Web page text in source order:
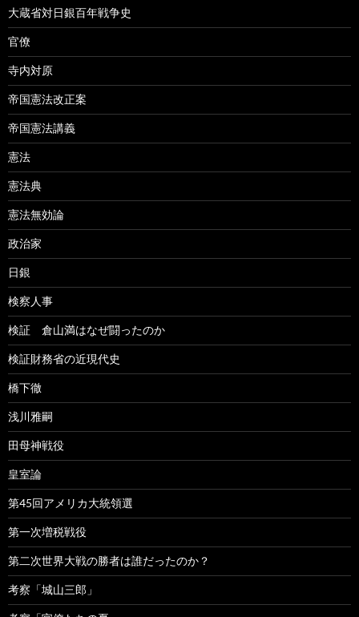
大蔵省対日銀百年戦争史
官僚
寺内対原
帝国憲法改正案
帝国憲法講義
憲法
憲法典
憲法無効論
政治家
日銀
検察人事
検証 倉山満はなぜ闘ったのか
検証財務省の近現代史
橋下徹
浅川雅嗣
田母神戦役
皇室論
第45回アメリカ大統領選
第一次増税戦役
第二次世界大戦の勝者は誰だったのか？
考察「城山三郎」